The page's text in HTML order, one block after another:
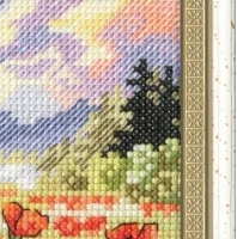
Натюрморт
Птицы